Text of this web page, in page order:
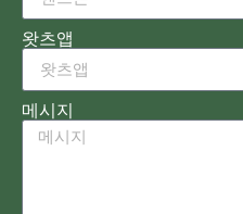
왓츠앱
메시지